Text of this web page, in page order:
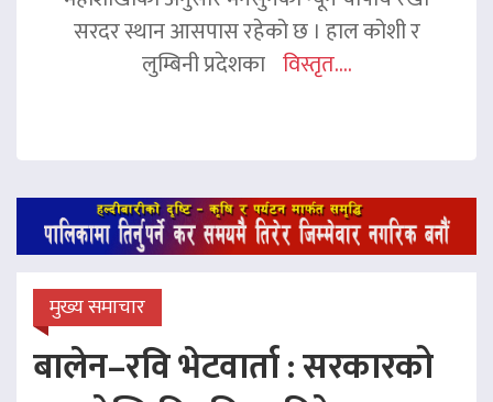
सरदर स्थान आसपास रहेको छ । हाल कोशी र
लुम्बिनी प्रदेशका विस्तृत....
मुख्य समाचार
बालेन–रवि भेटवार्ता : सरकारको